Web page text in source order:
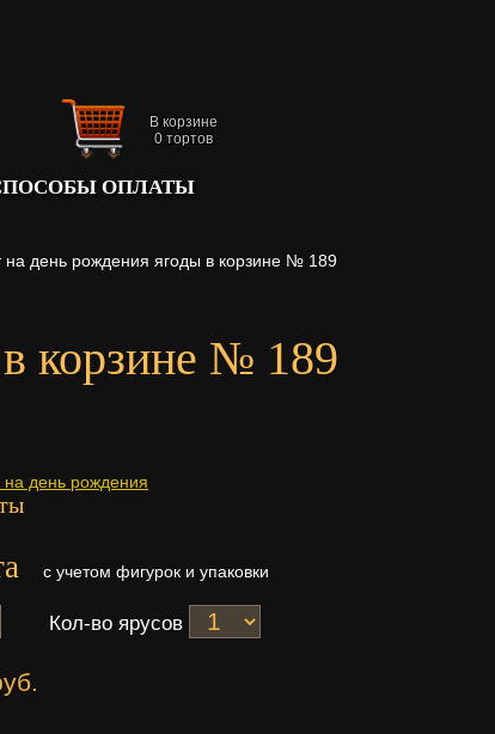
В корзине
0 тортов
ОПЛАТЫ
на день рождения ягоды в корзине № 189
корзине № 189
на день рождения
с учетом фигурок и упаковки
Кол-во ярусов